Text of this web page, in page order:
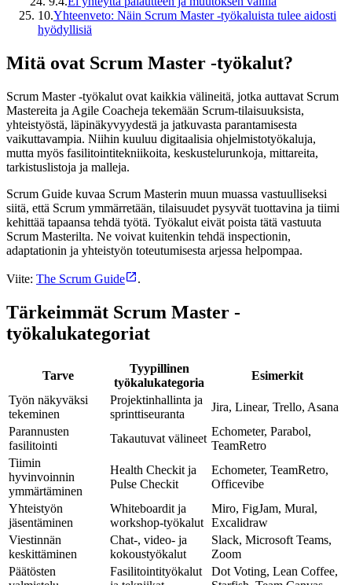
10.Yhteenveto: Näin Scrum Master -työkaluista tulee aidosti
hyödyllisiä
Mitä ovat Scrum Master -työkalut?
Scrum Master -työkalut ovat kaikkia välineitä, jotka auttavat Scrum
Mastereita ja Agile Coacheja tekemään Scrum-tilaisuuksista,
yhteistyöstä, läpinäkyvyydestä ja jatkuvasta parantamisesta
vaikuttavampia. Niihin kuuluu digitaalisia ohjelmistotyökaluja,
mutta myös fasilitointitekniikoita, keskustelurunkoja, mittareita,
tarkistuslistoja ja malleja.
Scrum Guide kuvaa Scrum Masterin muun muassa vastuulliseksi
siitä, että Scrum ymmärretään, tilaisuudet pysyvät tuottavina ja tiimi
kehittää tapaansa tehdä työtä. Työkalut eivät poista tätä vastuuta
Scrum Masterilta. Ne voivat kuitenkin tehdä inspectionin,
adaptationin ja yhteistyön toteutumisesta arjessa helpompaa.
Viite: The Scrum Guide .
Tärkeimmät Scrum Master -
työkalukategoriat
Tarve
Tyypillinen
työkalukategoria
Esimerkit
Työn näkyväksi
tekeminen
Projektinhallinta ja
sprinttiseuranta
Jira, Linear, Trello, Asana
Parannusten
fasilitointi
Takautuvat välineet
Echometer, Parabol,
TeamRetro
Tiimin
hyvinvoinnin
ymmärtäminen
Health Checkit ja
Pulse Checkit
Echometer, TeamRetro,
Officevibe
Yhteistyön
jäsentäminen
Whiteboardit ja
workshop-työkalut
Miro, FigJam, Mural,
Excalidraw
Viestinnän
keskittäminen
Chat-, video- ja
kokoustyökalut
Slack, Microsoft Teams,
Zoom
Päätösten
Fasilitointityökalut
Dot Voting, Lean Coffee,